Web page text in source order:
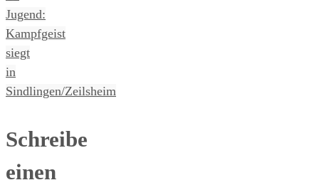
Jugend:
Kampfgeist
siegt
in
Sindlingen/Zeilsheim
Schreibe
einen